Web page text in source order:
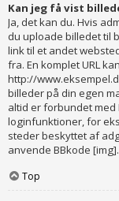
Kan jeg få vist
Ja, det kan du. Hvis
du uploade billedet til
link til et andet
fra. En komplet URL
http://
billeder på din egen
altid er forbundet med
loginfunktioner, for
steder beskyttet af
anvende BBkode [img].
Top